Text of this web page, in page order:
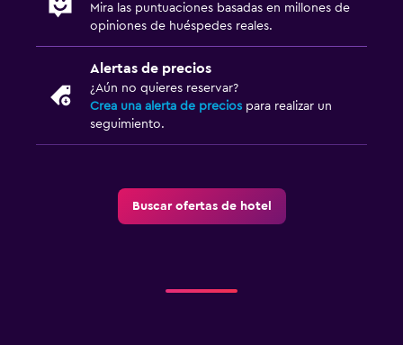
Mira las puntuaciones basadas en millones de
opiniones de huéspedes reales.
Alertas de precios
¿Aún no quieres reservar?
Crea una alerta de precios para realizar un
seguimiento.
Buscar ofertas de hotel